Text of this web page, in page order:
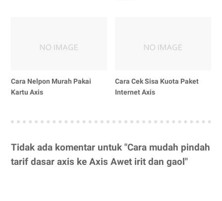
Cara Nelpon Murah Pakai
Kartu Axis
Cara Cek Sisa Kuota Paket
Internet Axis
Tidak ada komentar untuk "Cara mudah pindah
tarif dasar axis ke Axis Awet irit dan gaol"